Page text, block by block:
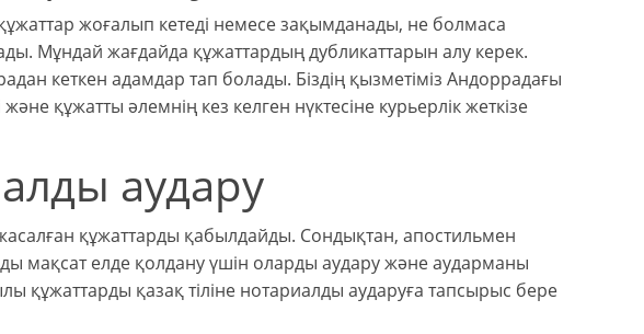
жоғалып кетеді немесе зақымданады, не болмаса
Мұндай жағдайда құжаттардың дубликаттарын алу керек.
кеткен адамдар тап болады. Біздің қызметіміз Андоррадағы
құжатты әлемнің кез келген нүктесіне курьерлік жеткізе
аудару
құжаттарды қабылдайды. Сондықтан, апостильмен
мақсат елде қолдану үшін оларды аудару және аударманы
құжаттарды қазақ тіліне нотариалды аударуға тапсырыс бере